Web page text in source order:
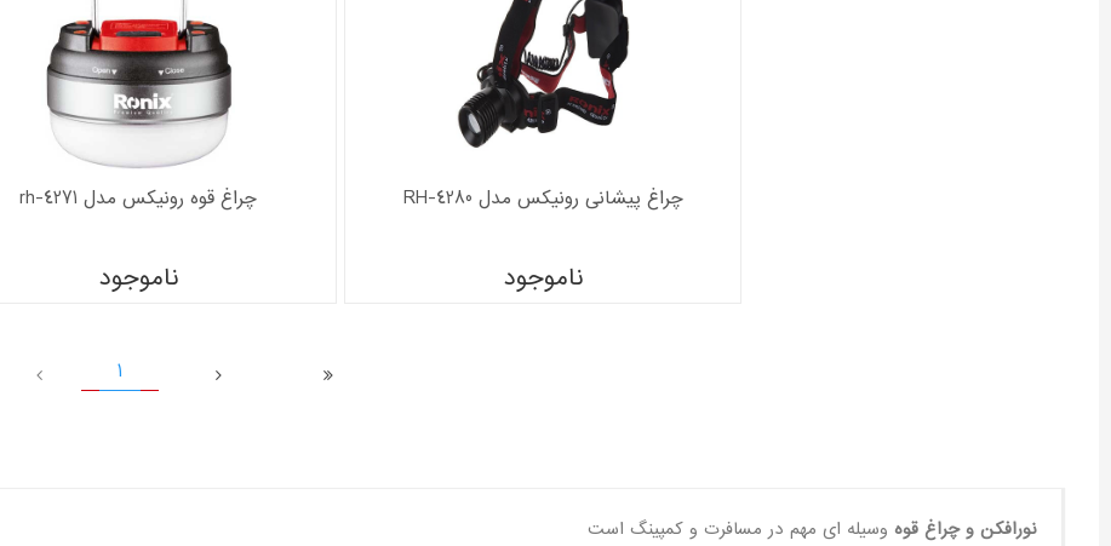
چراغ پیشانی رونیکس مدل RH-4280
ناموجود
چراغ قوه رونیکس مدل rh-4271
ناموجود
1
نورافکن و چراغ قوه وسیله ای مهم در مسافرت و کمپینگ است